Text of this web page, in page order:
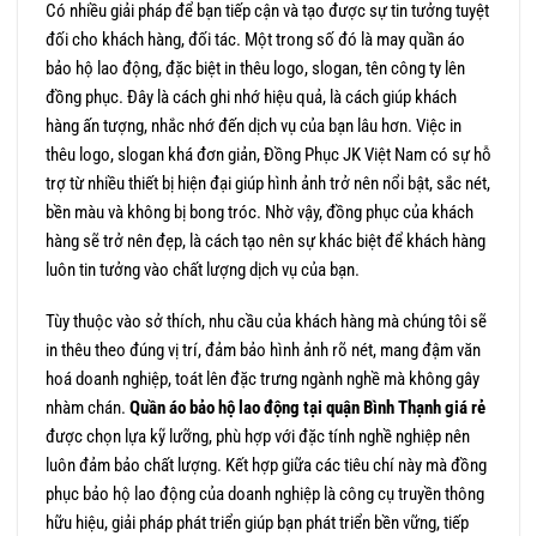
Có nhiều giải pháp để bạn tiếp cận và tạo được sự tin tưởng tuyệt
đối cho khách hàng, đối tác. Một trong số đó là may quần áo
bảo hộ lao động, đặc biệt in thêu logo, slogan, tên công ty lên
đồng phục. Đây là cách ghi nhớ hiệu quả, là cách giúp khách
hàng ấn tượng, nhắc nhớ đến dịch vụ của bạn lâu hơn. Việc in
thêu logo, slogan khá đơn giản, Đồng Phục JK Việt Nam có sự hỗ
trợ từ nhiều thiết bị hiện đại giúp hình ảnh trở nên nổi bật, sắc nét,
bền màu và không bị bong tróc. Nhờ vậy, đồng phục của khách
hàng sẽ trở nên đẹp, là cách tạo nên sự khác biệt để khách hàng
luôn tin tưởng vào chất lượng dịch vụ của bạn.
Tùy thuộc vào sở thích, nhu cầu của khách hàng mà chúng tôi sẽ
in thêu theo đúng vị trí, đảm bảo hình ảnh rõ nét, mang đậm văn
hoá doanh nghiệp, toát lên đặc trưng ngành nghề mà không gây
nhàm chán. Quần áo bảo hộ lao động tại quận Bình Thạnh giá rẻ
được chọn lựa kỹ lưỡng, phù hợp với đặc tính nghề nghiệp nên
luôn đảm bảo chất lượng. Kết hợp giữa các tiêu chí này mà đồng
phục bảo hộ lao động của doanh nghiệp là công cụ truyền thông
hữu hiệu, giải pháp phát triển giúp bạn phát triển bền vững, tiếp